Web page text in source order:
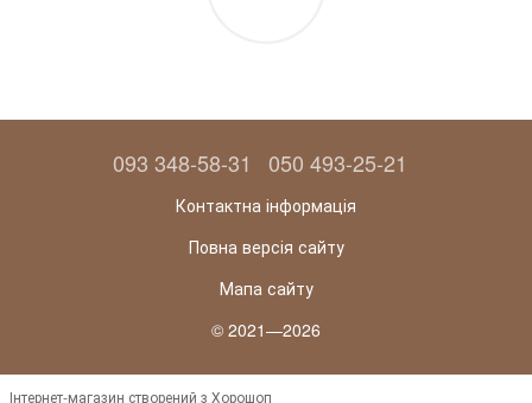
093 348-58-31 050 493-25-21
Контактна інформація
Повна версія сайту
Мапа сайту
© 2021—2026
Інтернет-магазин створений з Хорошоп